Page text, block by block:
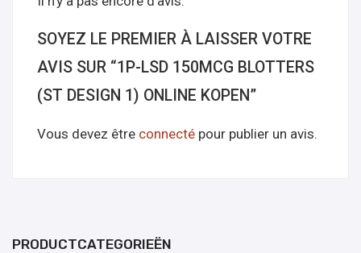
SOYEZ LE PREMIER À LAISSER VOTRE
AVIS SUR “1P-LSD 150MCG BLOTTERS
(ST DESIGN 1) ONLINE KOPEN”
Vous devez être connecté pour publier un avis.
PRODUCTCATEGORIEËN